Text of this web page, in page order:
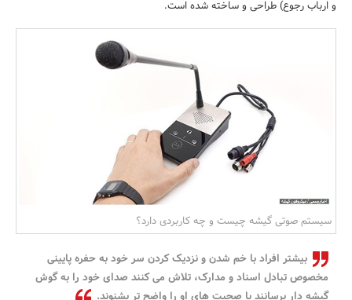
مسکن و ساختمان
و ارباب رجوع) طراحی و ساخته شده است.
سیستم صوتی گیشه چیست و چه کاربردی دارد؟
بیشتر افراد با خم شدن و نزدیک کردن سر خود به حفره پایینی
مخصوص تبادل اسناد و مدارک، تلاش می کنند صدای خود را به گوش